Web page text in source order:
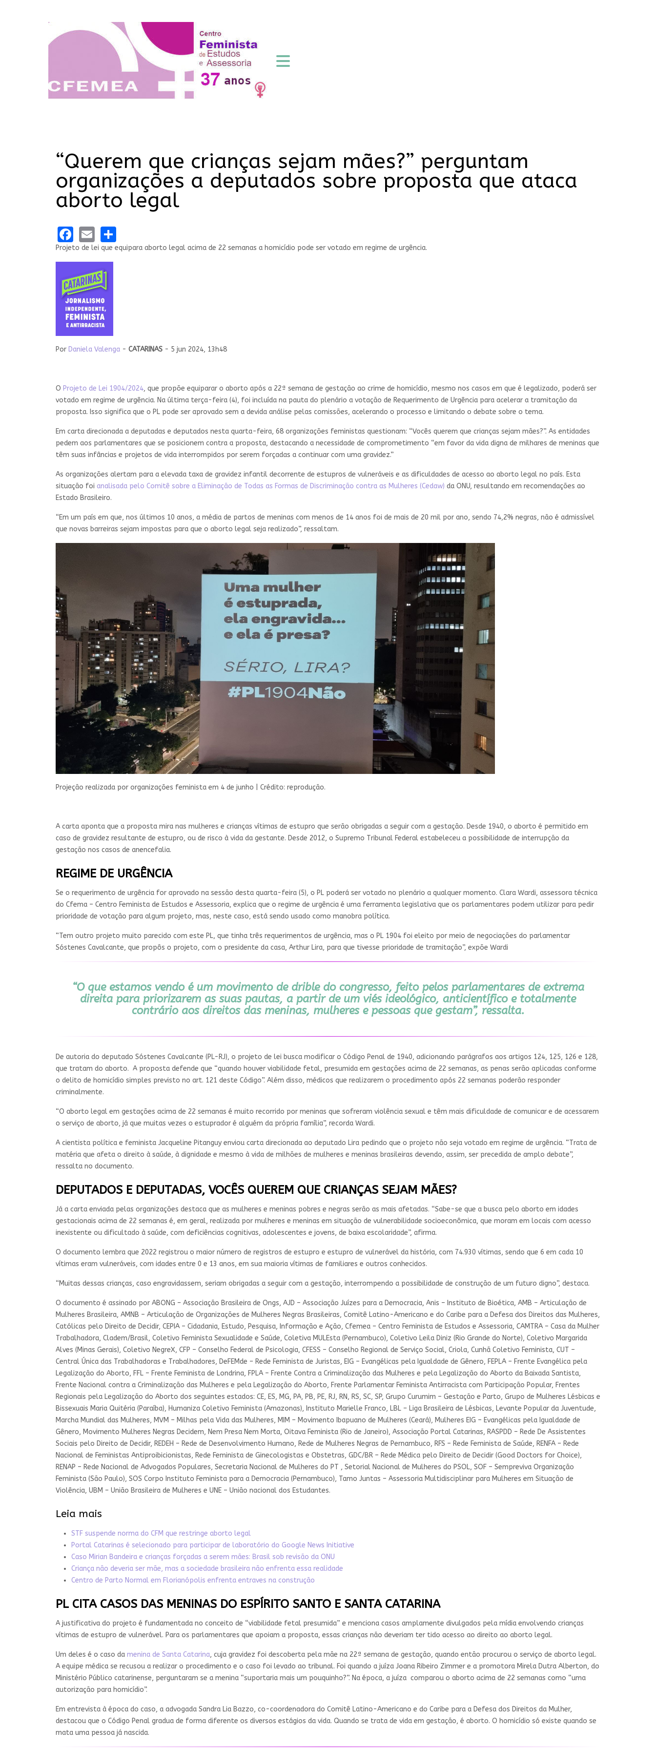
“Querem que crianças sejam mães?” perguntam
organizações a deputados sobre proposta que ataca
aborto legal
Facebook
Email
Projeto de lei que equipara aborto legal acima de 22 semanas a homicídio pode ser votado em regime de urgência.
Por Daniela Valenga - CATARINAS - 5 jun 2024, 13h48
O Projeto de Lei 1904/2024, que propõe equiparar o aborto após a 22ª semana de gestação ao crime de homicídio, mesmo nos casos em que é legalizado, poderá ser
votado em regime de urgência. Na última terça-feira (4), foi incluída na pauta do plenário a votação de Requerimento de Urgência para acelerar a tramitação da
proposta. Isso significa que o PL pode ser aprovado sem a devida análise pelas comissões, acelerando o processo e limitando o debate sobre o tema.
Em carta direcionada a deputadas e deputados nesta quarta-feira, 68 organizações feministas questionam: “Vocês querem que crianças sejam mães?”. As entidades
pedem aos parlamentares que se posicionem contra a proposta, destacando a necessidade de comprometimento “em favor da vida digna de milhares de meninas que
têm suas infâncias e projetos de vida interrompidos por serem forçadas a continuar com uma gravidez.”
As organizações alertam para a elevada taxa de gravidez infantil decorrente de estupros de vulneráveis e as dificuldades de acesso ao aborto legal no país. Esta
situação foi analisada pelo Comitê sobre a Eliminação de Todas as Formas de Discriminação contra as Mulheres (Cedaw) da ONU, resultando em recomendações ao
Estado Brasileiro.
“Em um país em que, nos últimos 10 anos, a média de partos de meninas com menos de 14 anos foi de mais de 20 mil por ano, sendo 74,2% negras, não é admissível
que novas barreiras sejam impostas para que o aborto legal seja realizado”, ressaltam.
Projeção realizada por organizações feminista em 4 de junho | Crédito: reprodução.
A carta aponta que a proposta mira nas mulheres e crianças vítimas de estupro que serão obrigadas a seguir com a gestação. Desde 1940, o aborto é permitido em
caso de gravidez resultante de estupro, ou de risco à vida da gestante. Desde 2012, o Supremo Tribunal Federal estabeleceu a possibilidade de interrupção da
gestação nos casos de anencefalia.
REGIME DE URGÊNCIA
Se o requerimento de urgência for aprovado na sessão desta quarta-feira (5), o PL poderá ser votado no plenário a qualquer momento. Clara Wardi, assessora técnica
do Cfema – Centro Feminista de Estudos e Assessoria, explica que o regime de urgência é uma ferramenta legislativa que os parlamentares podem utilizar para pedir
prioridade de votação para algum projeto, mas, neste caso, está sendo usado como manobra política.
“Tem outro projeto muito parecido com este PL, que tinha três requerimentos de urgência, mas o PL 1904 foi eleito por meio de negociações do parlamentar
Sóstenes Cavalcante, que propôs o projeto, com o presidente da casa, Arthur Lira, para que tivesse prioridade de tramitação”, expõe Wardi
“O que estamos vendo é um movimento de drible do congresso, feito pelos parlamentares de extrema
direita para priorizarem as suas pautas, a partir de um viés ideológico, anticientífico e totalmente
contrário aos direitos das meninas, mulheres e pessoas que gestam”, ressalta.
De autoria do deputado Sóstenes Cavalcante (PL-RJ), o projeto de lei busca modificar o Código Penal de 1940, adicionando parágrafos aos artigos 124, 125, 126 e 128,
que tratam do aborto. A proposta defende que “quando houver viabilidade fetal, presumida em gestações acima de 22 semanas, as penas serão aplicadas conforme
o delito de homicídio simples previsto no art. 121 deste Código”. Além disso, médicos que realizarem o procedimento após 22 semanas poderão responder
criminalmente.
“O aborto legal em gestações acima de 22 semanas é muito recorrido por meninas que sofreram violência sexual e têm mais dificuldade de comunicar e de acessarem
o serviço de aborto, já que muitas vezes o estuprador é alguém da própria família”, recorda Wardi.
A cientista política e feminista Jacqueline Pitanguy enviou carta direcionada ao deputado Lira pedindo que o projeto não seja votado em regime de urgência. “Trata de
matéria que afeta o direito à saúde, à dignidade e mesmo à vida de milhões de mulheres e meninas brasileiras devendo, assim, ser precedida de amplo debate”,
ressalta no documento.
DEPUTADOS E DEPUTADAS, VOCÊS QUEREM QUE CRIANÇAS SEJAM MÃES?
Já a carta enviada pelas organizações destaca que as mulheres e meninas pobres e negras serão as mais afetadas. “Sabe-se que a busca pelo aborto em idades
gestacionais acima de 22 semanas é, em geral, realizada por mulheres e meninas em situação de vulnerabilidade socioeconômica, que moram em locais com acesso
inexistente ou dificultado à saúde, com deficiências cognitivas, adolescentes e jovens, de baixa escolaridade”, afirma.
O documento lembra que 2022 registrou o maior número de registros de estupro e estupro de vulnerável da história, com 74.930 vítimas, sendo que 6 em cada 10
vítimas eram vulneráveis, com idades entre 0 e 13 anos, em sua maioria vítimas de familiares e outros conhecidos.
“Muitas dessas crianças, caso engravidassem, seriam obrigadas a seguir com a gestação, interrompendo a possibilidade de construção de um futuro digno”, destaca.
O documento é assinado por ABONG – Associação Brasileira de Ongs, AJD – Associação Juízes para a Democracia, Anis – Instituto de Bioética, AMB – Articulação de
Mulheres Brasileira, AMNB – Articulação de Organizações de Mulheres Negras Brasileiras, Comitê Latino-Americano e do Caribe para a Defesa dos Direitos das Mulheres,
Católicas pelo Direito de Decidir, CEPIA – Cidadania, Estudo, Pesquisa, Informação e Ação, Cfemea – Centro Feminista de Estudos e Assessoria, CAMTRA – Casa da Mulher
Trabalhadora, Cladem/Brasil, Coletivo Feminista Sexualidade e Saúde, Coletiva MULEsta (Pernambuco), Coletivo Leila Diniz (Rio Grande do Norte), Coletivo Margarida
Alves (Minas Gerais), Coletivo NegreX, CFP – Conselho Federal de Psicologia, CFESS – Conselho Regional de Serviço Social, Criola, Cunhã Coletivo Feminista, CUT –
Central Única das Trabalhadoras e Trabalhadores, DeFEMde – Rede Feminista de Juristas, EIG – Evangélicas pela Igualdade de Gênero, FEPLA – Frente Evangélica pela
Legalização do Aborto, FFL – Frente Feminista de Londrina, FPLA – Frente Contra a Criminalização das Mulheres e pela Legalização do Aborto da Baixada Santista,
Frente Nacional contra a Criminalização das Mulheres e pela Legalização do Aborto, Frente Parlamentar Feminista Antirracista com Participação Popular, Frentes
Regionais pela Legalização do Aborto dos seguintes estados: CE, ES, MG, PA, PB, PE, RJ, RN, RS, SC, SP, Grupo Curumim – Gestação e Parto, Grupo de Mulheres Lésbicas e
Bissexuais Maria Quitéria (Paraíba), Humaniza Coletivo Feminista (Amazonas), Instituto Marielle Franco, LBL – Liga Brasileira de Lésbicas, Levante Popular da Juventude,
Marcha Mundial das Mulheres, MVM – Milhas pela Vida das Mulheres, MIM – Movimento Ibapuano de Mulheres (Ceará), Mulheres EIG – Evangélicas pela Igualdade de
Gênero, Movimento Mulheres Negras Decidem, Nem Presa Nem Morta, Oitava Feminista (Rio de Janeiro), Associação Portal Catarinas, RASPDD – Rede De Assistentes
Sociais pelo Direito de Decidir, REDEH – Rede de Desenvolvimento Humano, Rede de Mulheres Negras de Pernambuco, RFS – Rede Feminista de Saúde, RENFA – Rede
Nacional de Feministas Antiproibicionistas, Rede Feminista de Ginecologistas e Obstetras, GDC/BR – Rede Médica pelo Direito de Decidir (Good Doctors for Choice),
RENAP – Rede Nacional de Advogados Populares, Secretaria Nacional de Mulheres do PT , Setorial Nacional de Mulheres do PSOL, SOF – Sempreviva Organização
Feminista (São Paulo), SOS Corpo Instituto Feminista para a Democracia (Pernambuco), Tamo Juntas – Assessoria Multidisciplinar para Mulheres em Situação de
Violência, UBM – União Brasileira de Mulheres e UNE – União nacional dos Estudantes.
Leia mais
STF suspende norma do CFM que restringe aborto legal
Portal Catarinas é selecionado para participar de laboratório do Google News Initiative
Caso Mirian Bandeira e crianças forçadas a serem mães: Brasil sob revisão da ONU
Criança não deveria ser mãe, mas a sociedade brasileira não enfrenta essa realidade
Centro de Parto Normal em Florianópolis enfrenta entraves na construção
PL CITA CASOS DAS MENINAS DO ESPÍRITO SANTO E SANTA CATARINA
A justificativa do projeto é fundamentada no conceito de “viabilidade fetal presumida” e menciona casos amplamente divulgados pela mídia envolvendo crianças
vítimas de estupro de vulnerável. Para os parlamentares que apoiam a proposta, essas crianças não deveriam ter tido acesso ao direito ao aborto legal.
Um deles é o caso da menina de Santa Catarina, cuja gravidez foi descoberta pela mãe na 22ª semana de gestação, quando então procurou o serviço de aborto legal.
A equipe médica se recusou a realizar o procedimento e o caso foi levado ao tribunal. Foi quando a juíza Joana Ribeiro Zimmer e a promotora Mirela Dutra Alberton, do
Ministério Público catarinense, perguntaram se a menina “suportaria mais um pouquinho?”. Na época, a juíza comparou o aborto acima de 22 semanas como “uma
autorização para homicídio”.
Em entrevista à época do caso, a advogada Sandra Lia Bazzo, co-coordenadora do Comitê Latino-Americano e do Caribe para a Defesa dos Direitos da Mulher,
destacou que o Código Penal gradua de forma diferente os diversos estágios da vida. Quando se trata de vida em gestação, é aborto. O homicídio só existe quando se
mata uma pessoa já nascida.